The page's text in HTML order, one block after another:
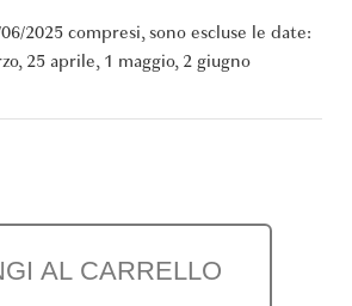
2025 compresi, sono escluse le date:
25 aprile, 1 maggio, 2 giugno
AL CARRELLO